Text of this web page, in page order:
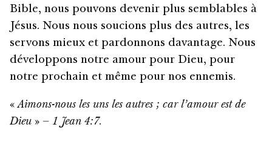
Bible, nous pouvons devenir plus semblables à
Jésus. Nous nous soucions plus des autres, les
servons mieux et pardonnons davantage. Nous
développons notre amour pour Dieu, pour
notre prochain et même pour nos ennemis.
«Aimons-nous les uns les autres ; car l’amour est de
Dieu » – 1 Jean 4:7.